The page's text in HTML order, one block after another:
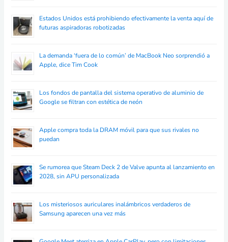
Estados Unidos está prohibiendo efectivamente la venta aquí de
futuras aspiradoras robotizadas
La demanda ‘fuera de lo común’ de MacBook Neo sorprendió a
Apple, dice Tim Cook
Los fondos de pantalla del sistema operativo de aluminio de
Google se filtran con estética de neón
Apple compra toda la DRAM móvil para que sus rivales no
puedan
Se rumorea que Steam Deck 2 de Valve apunta al lanzamiento en
2028, sin APU personalizada
Los misteriosos auriculares inalámbricos verdaderos de
Samsung aparecen una vez más